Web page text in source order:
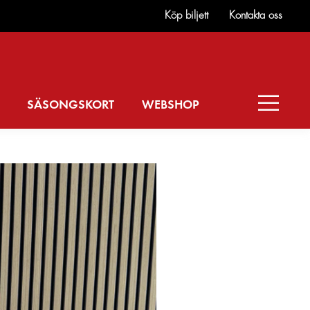
Köp biljett Kontakta oss
SÄSONGSKORT WEBSHOP